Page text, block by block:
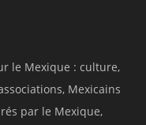
le Mexique : culture,
Mexicains
par le Mexique,